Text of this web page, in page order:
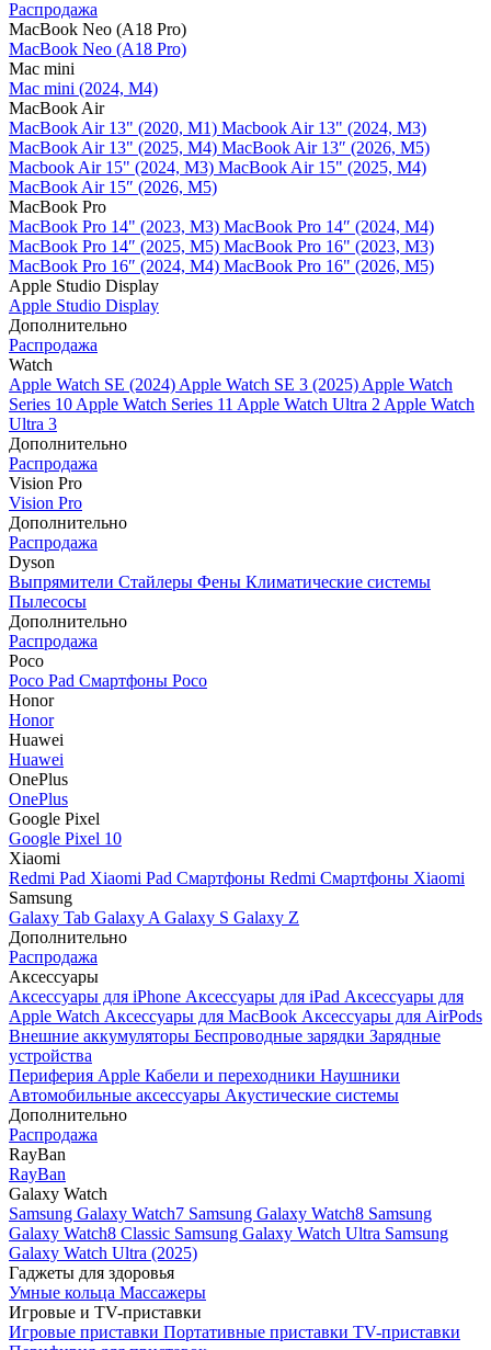
Распродажа
MacBook Neo (A18 Pro)
MacBook Neo (A18 Pro)
Mac mini
Mac mini (2024, M4)
MacBook Air
MacBook Air 13" (2020, M1) Macbook Air 13" (2024, M3)
MacBook Air 13" (2025, M4) MacBook Air 13″ (2026, M5)
Macbook Air 15" (2024, M3) MacBook Air 15" (2025, M4)
MacBook Air 15″ (2026, M5)
MacBook Pro
MacBook Pro 14" (2023, M3) MacBook Pro 14″ (2024, M4)
MacBook Pro 14″ (2025, M5) MacBook Pro 16" (2023, M3)
MacBook Pro 16″ (2024, M4) MacBook Pro 16" (2026, M5)
Apple Studio Display
Apple Studio Display
Дополнительно
Распродажа
Watch
Apple Watch SE (2024) Apple Watch SE 3 (2025) Apple Watch
Series 10 Apple Watch Series 11 Apple Watch Ultra 2 Apple Watch
Ultra 3
Дополнительно
Распродажа
Vision Pro
Vision Pro
Дополнительно
Распродажа
Dyson
Выпрямители Стайлеры Фены Климатические системы
Пылесосы
Дополнительно
Распродажа
Poco
Poco Pad Смартфоны Poco
Honor
Honor
Huawei
Huawei
OnePlus
OnePlus
Google Pixel
Google Pixel 10
Xiaomi
Redmi Pad Xiaomi Pad Смартфоны Redmi Смартфоны Xiaomi
Samsung
Galaxy Tab Galaxy A Galaxy S Galaxy Z
Дополнительно
Распродажа
Аксессуары
Аксессуары для iPhone Аксессуары для iPad Аксессуары для
Apple Watch Аксессуары для MacBook Аксессуары для AirPods
Внешние аккумуляторы Беспроводные зарядки Зарядные
устройства
Периферия Apple Кабели и переходники Наушники
Автомобильные аксессуары Акустические системы
Дополнительно
Распродажа
RayBan
RayBan
Galaxy Watch
Samsung Galaxy Watch7 Samsung Galaxy Watch8 Samsung
Galaxy Watch8 Classic Samsung Galaxy Watch Ultra Samsung
Galaxy Watch Ultra (2025)
Гаджеты для здоровья
Умные кольца Массажеры
Игровые и TV-приставки
Игровые приставки Портативные приставки TV-приставки